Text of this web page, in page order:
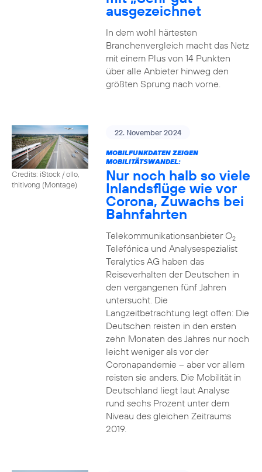
ausgezeichnet
In dem wohl härtesten
Branchenvergleich macht das Netz
mit einem Plus von 14 Punkten
über alle Anbieter hinweg den
größten Sprung nach vorne.
Credits: iStock / ollo,
thitivong (Montage)
22. November 2024
MOBILFUNKDATEN ZEIGEN
MOBILITÄTSWANDEL:
Nur noch halb so viele
Inlandsflüge wie vor
Corona, Zuwachs bei
Bahnfahrten
Telekommunikationsanbieter O2
Telefónica und Analysespezialist
Teralytics AG haben das
Reiseverhalten der Deutschen in
den vergangenen fünf Jahren
untersucht. Die
Langzeitbetrachtung legt offen: Die
Deutschen reisten in den ersten
zehn Monaten des Jahres nur noch
leicht weniger als vor der
Coronapandemie – aber vor allem
reisten sie anders. Die Mobilität in
Deutschland liegt laut Analyse
rund sechs Prozent unter dem
Niveau des gleichen Zeitraums
2019.